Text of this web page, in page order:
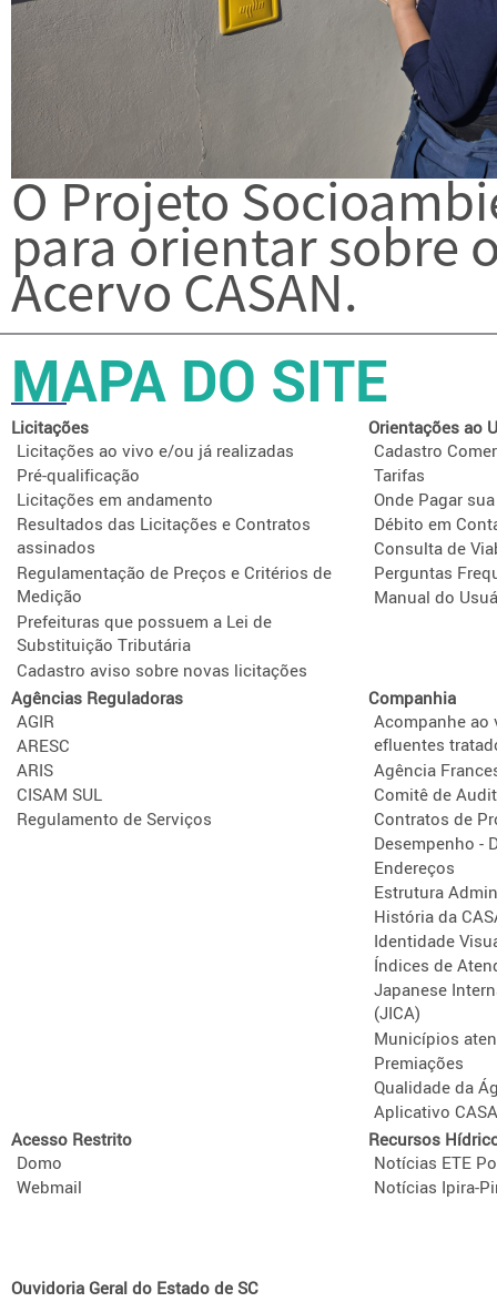
O Projeto
para orientar sobre
Acervo CASAN.
MAPA DO SITE
Licitações
Licitações ao vivo e/ou já realizadas
Pré-qualificação
Licitações em andamento
Resultados das Licitações e Contratos
assinados
Regulamentação de Preços e Critérios de
Medição
Prefeituras que possuem a Lei de
Substituição Tributária
Cadastro aviso sobre novas licitações
Orientações ao
Cadastro
Tarifas
Onde Pagar
Débito em
Consulta de
Perguntas
Manual do
Agências Reguladoras
AGIR
ARESC
ARIS
CISAM SUL
Regulamento de Serviços
Companhia
Acompanhe ao
efluentes
Agência
Comitê de
Contratos de
Desempenho -
Endereços
Estrutura
História da
Identidade
Índices de
Japanese
(JICA)
Municípios
Premiações
Qualidade da
Aplicativo
Acesso Restrito
Domo
Webmail
Recursos
Notícias ETE
Notícias Ipira-
Ouvidoria Geral do Estado de SC